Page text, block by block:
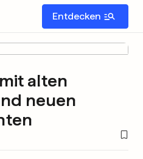
Entdecken
alten
neuen